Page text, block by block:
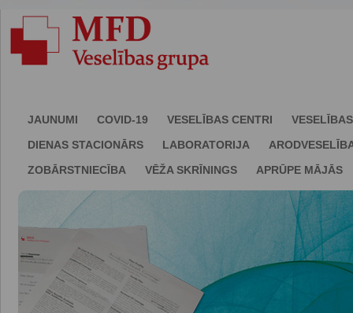
JAUNUMI COVID-19 VESELĪBAS CENTRI
DIENAS STACIONĀRS
LABORATORIJA
ZOBĀRSTNIECĪBA
VĒŽA SKRĪNINGS APRŪPE MĀJĀS